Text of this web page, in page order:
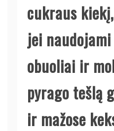
cukraus
jei
obuoliai ir
pyrago tešlą
ir mažose